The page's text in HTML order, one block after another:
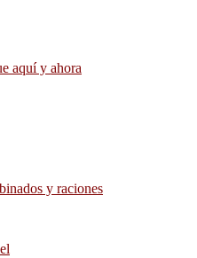
aquí y ahora
y raciones